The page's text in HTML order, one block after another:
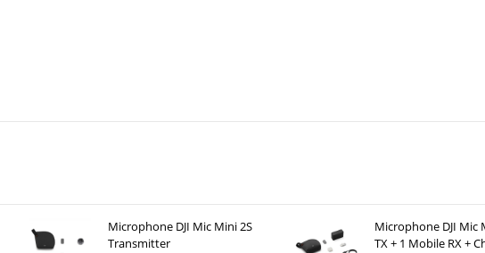
Microphone DJI Mic Mini 2S
Transmitter
Microphone DJI Mic
TX + 1 Mobile RX +